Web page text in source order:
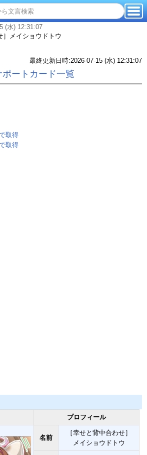
(水) 12:31:07
］メイショウドトウ
最終更新日時:2026-07-15 (水) 12:31:07
ポートカード一覧
取得
取得
プロフィール
名前
［幸せと背中合わせ］
メイショウドトウ